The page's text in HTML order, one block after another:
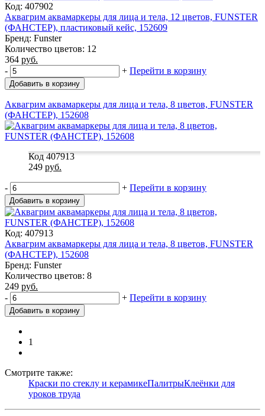
Код: 407902
Аквагрим аквамаркеры для лица и тела, 12 цветов, FUNSTER
(ФАНСТЕР), пластиковый кейс, 152609
Бренд: Funster
Количество цветов: 12
364 руб.
-
+ Перейти в корзину
Добавить в корзину
Аквагрим аквамаркеры для лица и тела, 8 цветов, FUNSTER
(ФАНСТЕР), 152608
Код 407913
249 руб.
- + Перейти в корзину
Добавить в корзину
Код: 407913
Аквагрим аквамаркеры для лица и тела, 8 цветов, FUNSTER
(ФАНСТЕР), 152608
Бренд: Funster
Количество цветов: 8
249 руб.
-
+ Перейти в корзину
Добавить в корзину
1
Смотрите также:
Краски по стеклу и керамикеПалитрыКлеёнки для
уроков труда